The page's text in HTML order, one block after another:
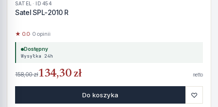
SATEL · ID 454
Satel SPL-2010 R
★ 0.0· 0 opinii
Dostępny
Wysyłka 24h
158,00 zł134,30 zł netto
Do koszyka ♡